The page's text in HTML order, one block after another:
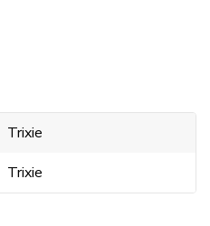
Trixie
Trixie